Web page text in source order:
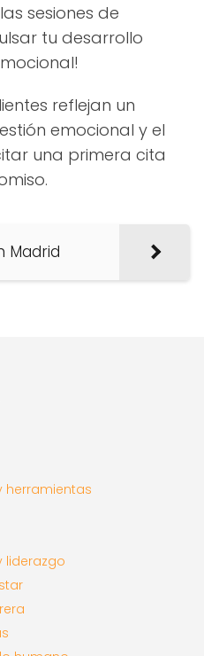
sesiones de
tu desarrollo
reflejan un
emocional y el
una primera cita
Madrid
herramientas
liderazgo